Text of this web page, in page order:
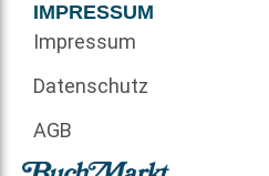
IMPRESSUM
Impressum
Datenschutz
AGB